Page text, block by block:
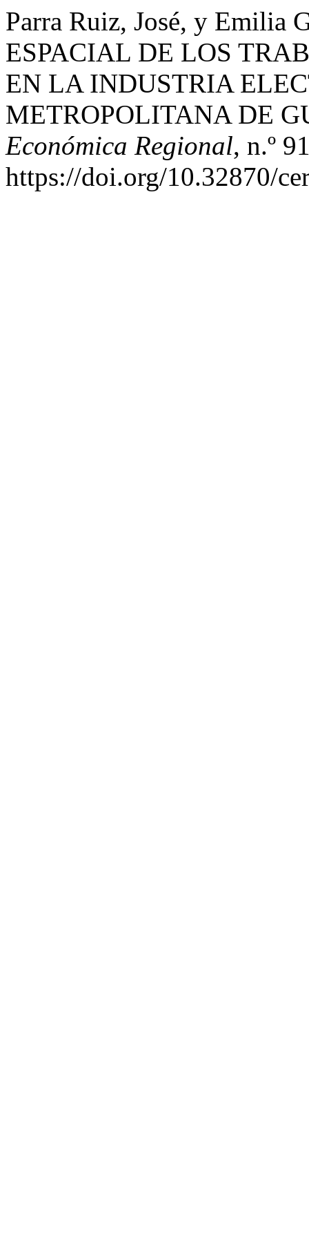
Parra Ruiz, José, y Emilia
ESPACIAL DE LOS
EN LA INDUSTRIA
METROPOLITANA DE
Económica Regional, n.º
https://doi.org/10.32870/